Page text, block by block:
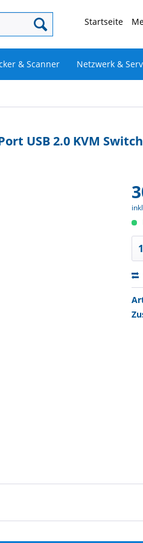
Startseite
& Scanner Netzwerk &
USB 2.0 KVM Switch